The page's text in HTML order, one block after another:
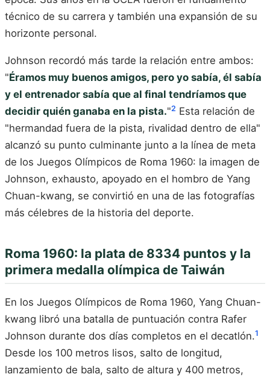
técnico de su carrera y también una expansión de su
horizonte personal.
Johnson recordó más tarde la relación entre ambos:
"Éramos muy buenos amigos, pero yo sabía, él sabía
y el entrenador sabía que al final tendríamos que
decidir quién ganaba en la pista."2 Esta relación de
"hermandad fuera de la pista, rivalidad dentro de ella"
alcanzó su punto culminante junto a la línea de meta
de los Juegos Olímpicos de Roma 1960: la imagen de
Johnson, exhausto, apoyado en el hombro de Yang
Chuan-kwang, se convirtió en una de las fotografías
más célebres de la historia del deporte.
Roma 1960: la plata de 8334 puntos y la
primera medalla olímpica de Taiwán
En los Juegos Olímpicos de Roma 1960, Yang Chuan-
kwang libró una batalla de puntuación contra Rafer
Johnson durante dos días completos en el decatlón.1
Desde los 100 metros lisos, salto de longitud,
lanzamiento de bala, salto de altura y 400 metros,